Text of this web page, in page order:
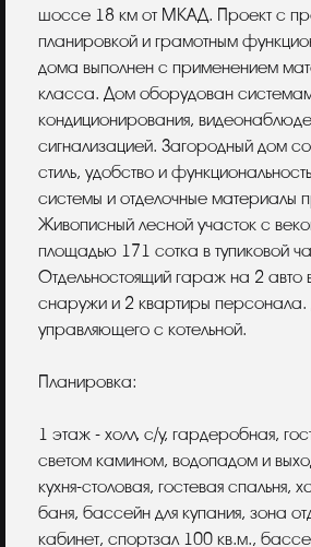
шоссе 18 км от МКАД. Проект с
планировкой и грамотным
дома выполнен с применением
класса. Дом оборудован
кондиционирования,
сигнализацией. Загородный дом
стиль, удобство и
системы и отделочные материалы
Живописный лесной участок с
площадью 171 сотка в тупиковой
Отдельностоящий гараж на 2 авто
снаружи и 2 квартиры
управляющего с котельной.
Планировка:
1 этаж - холл, с/у, гардеробная,
светом камином, водопадом и
кухня-столовая, гостевая спальня,
баня, бассейн для купания, зона
кабинет, спортзал 100 кв.м.,